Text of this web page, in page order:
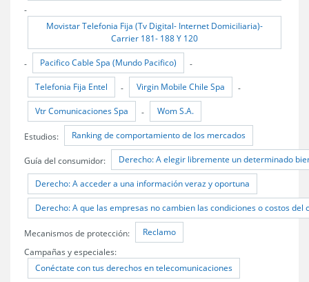
-
Movistar Telefonia Fija (Tv Digital- Internet Domiciliaria)-
Carrier 181- 188 Y 120
- Pacifico Cable Spa (Mundo Pacifico) -
Telefonia Fija Entel - Virgin Mobile Chile Spa -
Vtr Comunicaciones Spa - Wom S.A.
Estudios: Ranking de comportamiento de los mercados
Guía del consumidor: Derecho: A elegir libremente un determinado
Derecho: A acceder a una información veraz y oportuna
Derecho: A que las empresas no cambien las condiciones o costos
Mecanismos de protección: Reclamo
Campañas y especiales:
Conéctate con tus derechos en telecomunicaciones